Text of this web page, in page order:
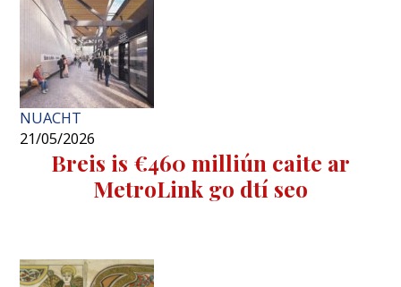
NUACHT
21/05/2026
Breis is €460 milliún caite ar
MetroLink go dtí seo